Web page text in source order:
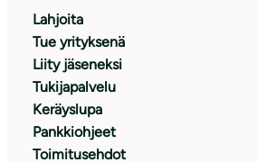
Lahjoita
Tue yrityksenä
Liity jäseneksi
Tukijapalvelu
Keräyslupa
Pankkiohjeet
Toimitusehdot